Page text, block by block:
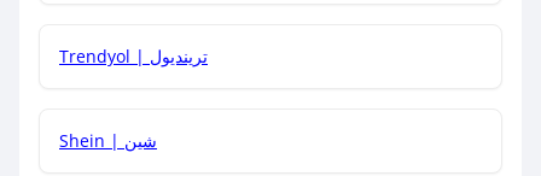
كم مدة صلاحية كود الخصم؟
Trendyol | ترينديول
Shein | شين